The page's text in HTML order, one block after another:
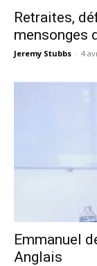
Retraites,
mensonges
Jeremy Stubbs - 4
Emmanuel
Anglais